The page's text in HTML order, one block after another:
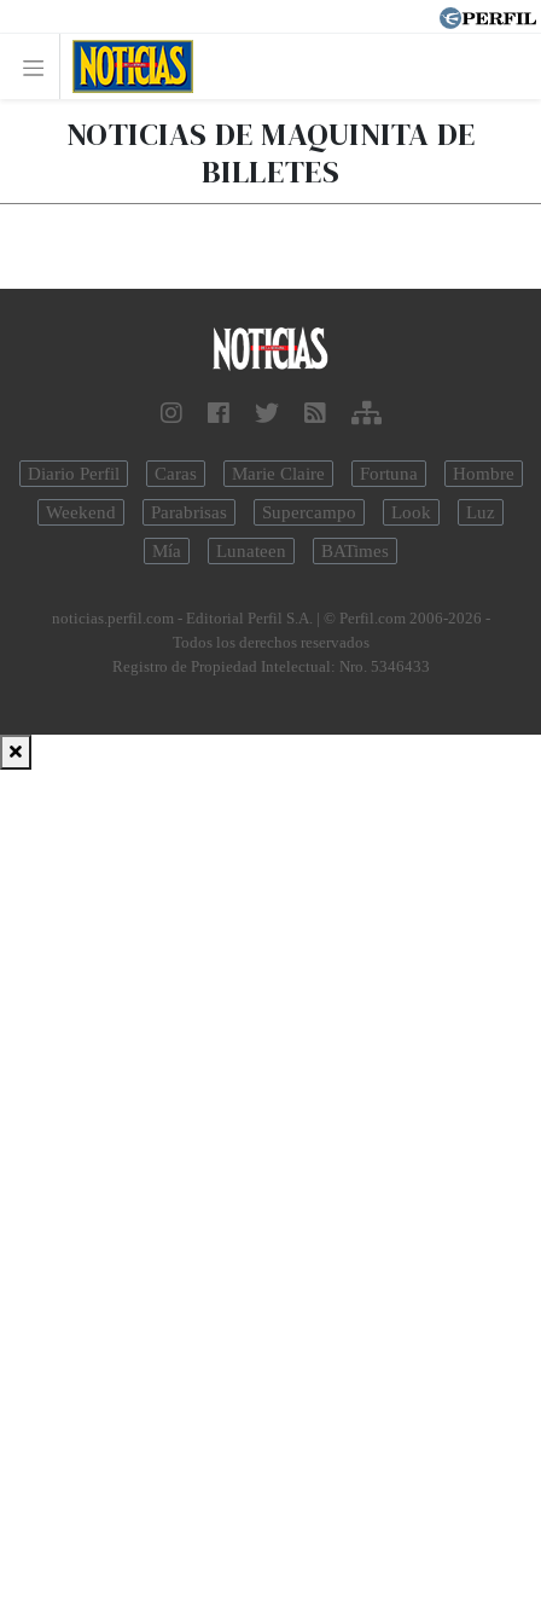
NOTICIAS DE MAQUINITA DE
BILLETES
Diario Perfil Caras Marie Claire Fortuna
Hombre
Weekend
Parabrisas Supercampo Look
Luz
Mía
Lunateen BATimes
noticias.perfil.com - Editorial Perfil S.A. | © Perfil.com 2006-2026 -
Todos los derechos reservados
Registro de Propiedad Intelectual: Nro. 5346433